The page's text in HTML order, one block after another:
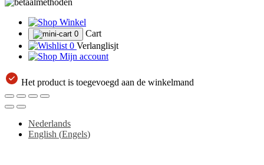
Winkel
0
Cart
0 Verlanglisjt
Mijn account
Het product is toegevoegd aan de winkelmand
Nederlands
English (Engels)